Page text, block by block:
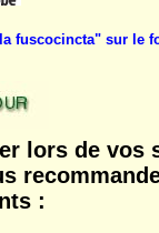
fuscocincta" sur le
lors de vos
: